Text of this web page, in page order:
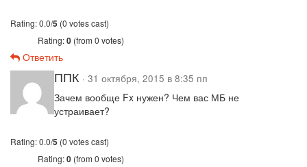
Rating: 0.0/5 (0 votes cast)
Rating:0 (from 0 votes)
Ответить
ППК · 31 октября, 2015 в 8:35 пп
Зачем вообще Fx нужен? Чем вас МБ не
устраивает?
Rating: 0.0/5 (0 votes cast)
Rating:0 (from 0 votes)